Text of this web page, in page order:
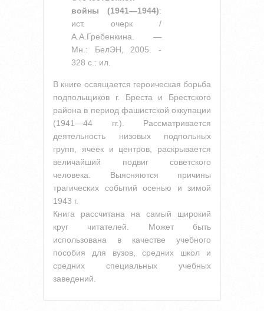
войны (1941—1944):
ист. очерк /
А.А.Гребенкина. —
Мн.: БелЭН, 2005. -
328 с.: ил.
В книге освящается героическая борьба
подпольщиков г. Бреста и Брестского
района в период фашистской оккупации
(1941—44 гг.). Рассматривается
деятельность низовых подпольных
групп, ячеек и центров, раскрывается
величайший подвиг советского
человека. Выясняются причины
трагических событий осенью и зимой
1943 г.
Книга рассчитана на самый широкий
круг читателей. Может быть
использована в качестве учебного
пособия для вузов, средних школ и
средних специальных учебных
заведений.